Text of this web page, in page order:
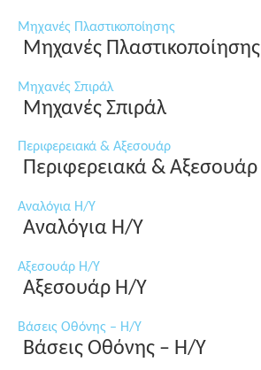
Μηχανές Πλαστικοποίησης
Μηχανές Πλαστικοποίησης
Μηχανές Σπιράλ
Μηχανές Σπιράλ
Περιφερειακά & Αξεσουάρ
Περιφερειακά & Αξεσουάρ
Αναλόγια Η/Υ
Αναλόγια Η/Υ
Αξεσουάρ Η/Υ
Αξεσουάρ Η/Υ
Βάσεις Οθόνης – Η/Υ
Βάσεις Οθόνης – Η/Υ